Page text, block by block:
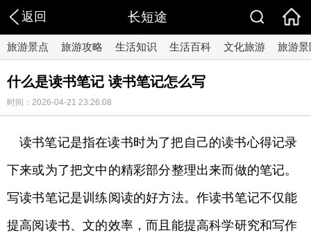
返回 长短途
旅游景点 旅游攻略 生活知识 生活百科 文化旅游 旅游景
什么是读书笔记 读书笔记怎么写
时间：2026-04-21 23:26:08
读书笔记是指在读书时为了把自己的读书心得记录
下来或为了把文中的精彩部分整理出来而做的笔记。
写读书笔记是训练阅读的好方法。作读书笔记不仅能
提高阅读书、文的效率，而且能提高科学研究和写作